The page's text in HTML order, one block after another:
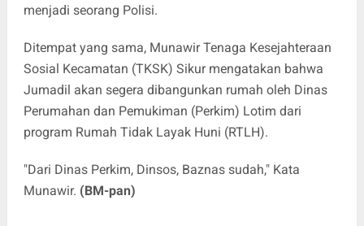
menjadi seorang Polisi.
Ditempat yang sama, Munawir Tenaga Kesejahteraan
Sosial Kecamatan (TKSK) Sikur mengatakan bahwa
Jumadil akan segera dibangunkan rumah oleh Dinas
Perumahan dan Pemukiman (Perkim) Lotim dari
program Rumah Tidak Layak Huni (RTLH).
"Dari Dinas Perkim, Dinsos, Baznas sudah," Kata
Munawir. (BM-pan)